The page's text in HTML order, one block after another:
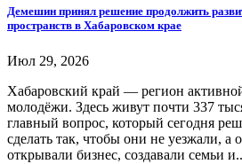
Демешин принял решение продолжить
пространств в Хабаровском крае
Июл 29, 2026
Хабаровский край — регион
молодёжи. Здесь живут почти 337
главный вопрос, который сегодня
сделать так, чтобы они не уезжали, а
открывали бизнес, создавали семьи